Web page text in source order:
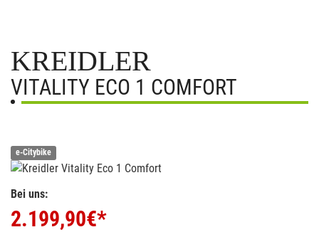
KREIDLER
VITALITY ECO 1 COMFORT
e-Citybike
Bei uns:
2.199,90€*